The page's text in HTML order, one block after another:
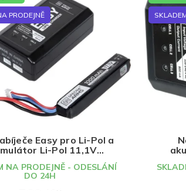
PRODEJNĚ
Easy pro Li-Pol a
Li-Pol 11,1V
Specna Arms
NA PRODEJNĚ - ODESLÁNÍ
DO 24H